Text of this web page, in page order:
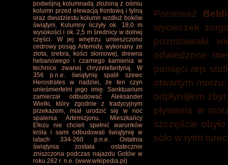
podwójną kolumnadą złożoną z ośmiu
kolumn przed elewacją frontową i tylną
oraz dwudziestu kolumn wzdłuż boków
świątyni. Kolumny liczyły ok. 18,0 m
wysokości i ok. 2,5 m średnicy w dolnej
części. W jej wnętrzu umieszczono
cedrowy posąg Artemidy, wykonany ze
złota, srebra, kości słoniowej, drewna
hebanowego i czarnego kamienia w
technice zwanej chryzelefantyną. W
356 p.n.e. świątynię spalił szewc
Herostrates w nadziei, że ten czyn
unieśmiertelni jego imię. Sanktuarium
zamierzał odbudować Aleksander
Wielki, który zgodnie z tradycyjnym
przekazem, miał urodzić się w noc
spalenia Artemizjonu. Mieszkańcy
Efezu nie chcieli spełnić warunków
króla i sami odbudowali świątynię w
latach 334-260 p.n.e. Ostatnia
świątynia została ostatecznie
zniszczona podczas najazdu Gotów w
roku 262 r. n.e. (www.wikipedia.pl)
Ponieważ
wycieczek
pozostawała
odwiedzone
pamięci rejs
otwartym
odpłynąłem
pływania w
szczęście
solo w rytm